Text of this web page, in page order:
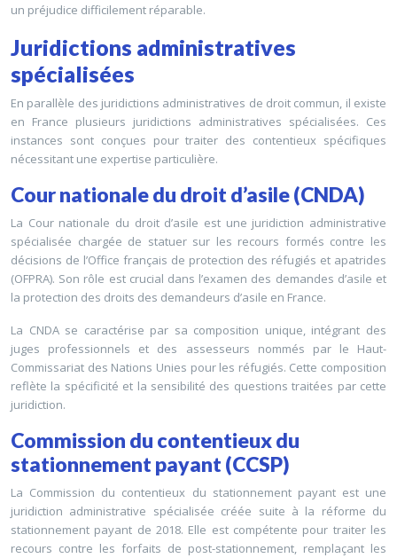
un préjudice difficilement réparable.
Juridictions administratives
spécialisées
En parallèle des juridictions administratives de droit commun, il existe
en France plusieurs juridictions administratives spécialisées. Ces
instances sont conçues pour traiter des contentieux spécifiques
nécessitant une expertise particulière.
Cour nationale du droit d’asile (CNDA)
La Cour nationale du droit d’asile est une juridiction administrative
spécialisée chargée de statuer sur les recours formés contre les
décisions de l’Office français de protection des réfugiés et apatrides
(OFPRA). Son rôle est crucial dans l’examen des demandes d’asile et
la protection des droits des demandeurs d’asile en France.
La CNDA se caractérise par sa composition unique, intégrant des
juges professionnels et des assesseurs nommés par le Haut-
Commissariat des Nations Unies pour les réfugiés. Cette composition
reflète la spécificité et la sensibilité des questions traitées par cette
juridiction.
Commission du contentieux du
stationnement payant (CCSP)
La Commission du contentieux du stationnement payant est une
juridiction administrative spécialisée créée suite à la réforme du
stationnement payant de 2018. Elle est compétente pour traiter les
recours contre les forfaits de post-stationnement, remplaçant les